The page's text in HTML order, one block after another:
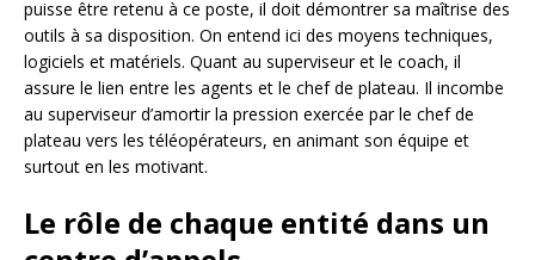
puisse être retenu à ce poste, il doit démontrer sa maîtrise des
outils à sa disposition. On entend ici des moyens techniques,
logiciels et matériels. Quant au superviseur et le coach, il
assure le lien entre les agents et le chef de plateau. Il incombe
au superviseur d’amortir la pression exercée par le chef de
plateau vers les téléopérateurs, en animant son équipe et
surtout en les motivant.
Le rôle de chaque entité dans un